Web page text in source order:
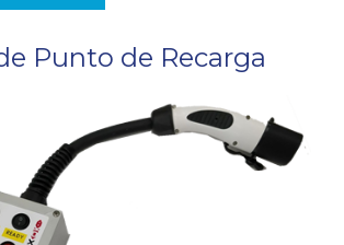
Punto de Recarga